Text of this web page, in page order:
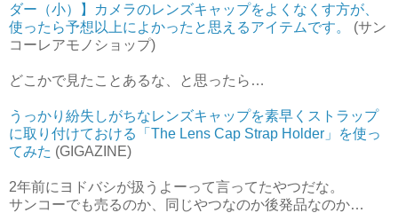
ダー（小）】カメラのレンズキャップをよくなくす方が、
使ったら予想以上によかったと思えるアイテムです。
(サン
コーレアモノショップ)
どこかで見たことあるな、と思ったら…
うっかり紛失しがちなレンズキャップを素早くストラップ
に取り付けておける「The Lens Cap Strap Holder」を使っ
てみた (GIGAZINE)
2年前にヨドバシが扱うよーって言ってたやつだな。
サンコーでも売るのか、同じやつなのか後発品なのか…